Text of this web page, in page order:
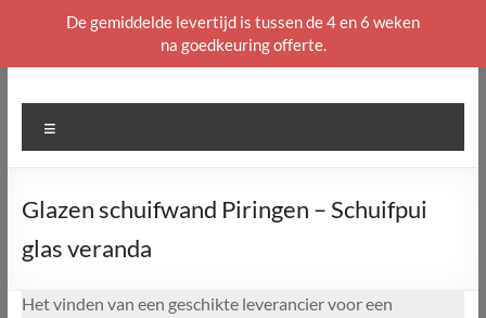
naar
Glazen schuifwand Piringen – Schuifpui
glas veranda
Het vinden van een geschikte leverancier voor een
De gemiddelde levertijd is tussen de 4 en 6 weken
na goedkeuring offerte.